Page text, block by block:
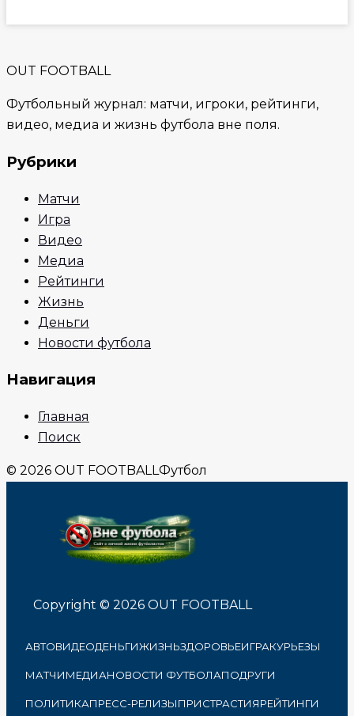
OUT FOOTBALL
Футбольный журнал: матчи, игроки, рейтинги,
видео, медиа и жизнь футбола вне поля.
Рубрики
Матчи
Игра
Видео
Медиа
Рейтинги
Жизнь
Деньги
Новости футбола
Навигация
Главная
Поиск
© 2026 OUT FOOTBALLФутбол
Copyright © 2026 OUT FOOTBALL
АВТОВИДЕОДЕНЬГИЖИЗНЬЗДОРОВЬЕИГРАКУРЬЕЗЫ
МАТЧИМЕДИАНОВОСТИ ФУТБОЛАПОДРУГИ
ПОЛИТИКАПРЕСС-РЕЛИЗЫПРИСТРАСТИЯРЕЙТИНГИ